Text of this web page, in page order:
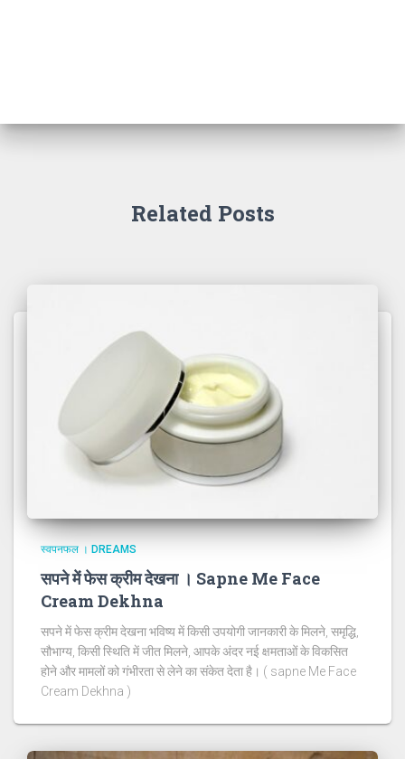
Related Posts
स्वपनफल । DREAMS
सपने में फेस क्रीम देखना । Sapne Me Face
Cream Dekhna
सपने में फेस क्रीम देखना भविष्य में किसी उपयोगी जानकारी के मिलने, समृद्धि,
सौभाग्य, किसी स्थिति में जीत मिलने, आपके अंदर नई क्षमताओं के विकसित
होने और मामलों को गंभीरता से लेने का संकेत देता है। ( sapne Me Face
Cream Dekhna )